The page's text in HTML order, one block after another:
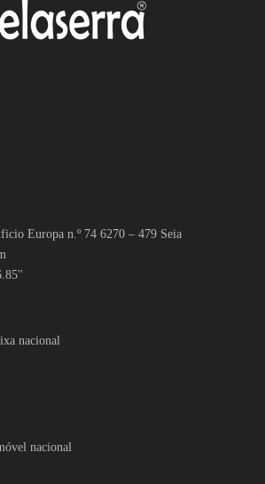
Europa n.º 74 6270 – 479 Seia
nacional
nacional